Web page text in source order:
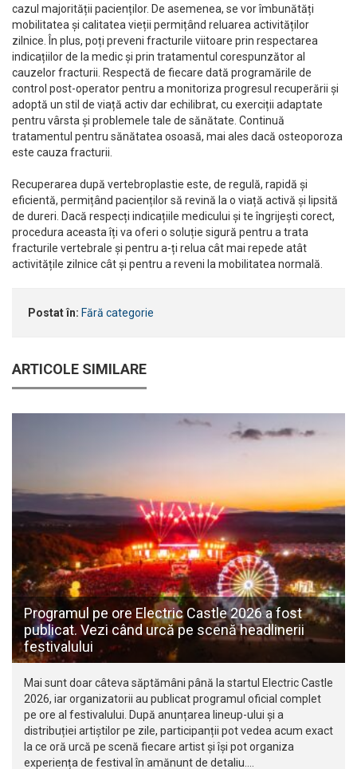
cazul majorității pacienților. De asemenea, se vor îmbunătăți
mobilitatea și calitatea vieții permițând reluarea activităților
zilnice. În plus, poți preveni fracturile viitoare prin respectarea
indicațiilor de la medic și prin tratamentul corespunzător al
cauzelor fracturii. Respectă de fiecare dată programările de
control post-operator pentru a monitoriza progresul recuperării și
adoptă un stil de viață activ dar echilibrat, cu exerciții adaptate
pentru vârsta și problemele tale de sănătate. Continuă
tratamentul pentru sănătatea osoasă, mai ales dacă osteoporoza
este cauza fracturii.
Recuperarea după vertebroplastie este, de regulă, rapidă și
eficientă, permițând pacienților să revină la o viață activă și lipsită
de dureri. Dacă respecți indicațiile medicului și te îngrijești corect,
procedura aceasta îți va oferi o soluție sigură pentru a trata
fracturile vertebrale și pentru a-ți relua cât mai repede atât
activitățile zilnice cât și pentru a reveni la mobilitatea normală.
Postat în: Fără categorie
ARTICOLE SIMILARE
Programul pe ore Electric Castle 2026 a fost
publicat. Vezi când urcă pe scenă headlinerii
festivalului
Mai sunt doar câteva săptămâni până la startul Electric Castle
2026, iar organizatorii au publicat programul oficial complet
pe ore al festivalului. După anunțarea lineup-ului și a
distribuției artiștilor pe zile, participanții pot vedea acum exact
la ce oră urcă pe scenă fiecare artist și își pot organiza
experiența de festival în amănunt de detaliu.…